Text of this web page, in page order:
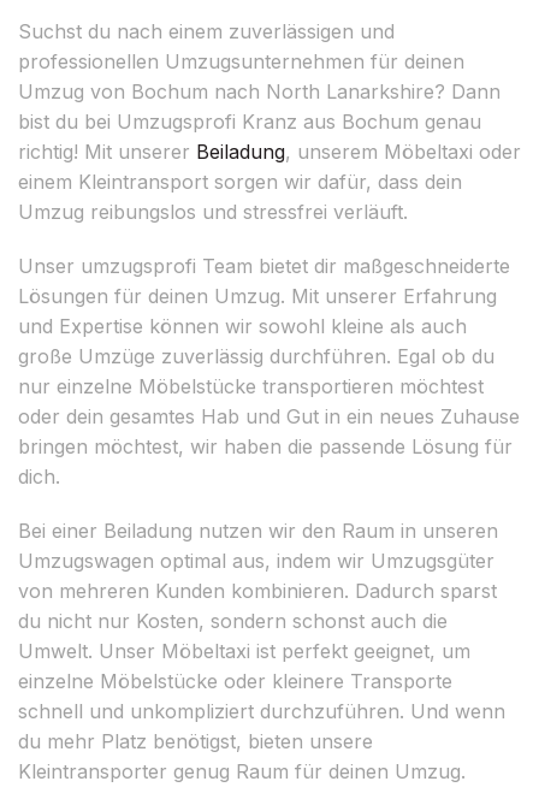
Suchst du nach einem zuverlässigen und
professionellen Umzugsunternehmen für deinen
Umzug von Bochum nach North Lanarkshire? Dann
bist du bei Umzugsprofi Kranz aus Bochum genau
richtig! Mit unserer Beiladung, unserem Möbeltaxi oder
einem Kleintransport sorgen wir dafür, dass dein
Umzug reibungslos und stressfrei verläuft.
Unser umzugsprofi Team bietet dir maßgeschneiderte
Lösungen für deinen Umzug. Mit unserer Erfahrung
und Expertise können wir sowohl kleine als auch
große Umzüge zuverlässig durchführen. Egal ob du
nur einzelne Möbelstücke transportieren möchtest
oder dein gesamtes Hab und Gut in ein neues Zuhause
bringen möchtest, wir haben die passende Lösung für
dich.
Bei einer Beiladung nutzen wir den Raum in unseren
Umzugswagen optimal aus, indem wir Umzugsgüter
von mehreren Kunden kombinieren. Dadurch sparst
du nicht nur Kosten, sondern schonst auch die
Umwelt. Unser Möbeltaxi ist perfekt geeignet, um
einzelne Möbelstücke oder kleinere Transporte
schnell und unkompliziert durchzuführen. Und wenn
du mehr Platz benötigst, bieten unsere
Kleintransporter genug Raum für deinen Umzug.